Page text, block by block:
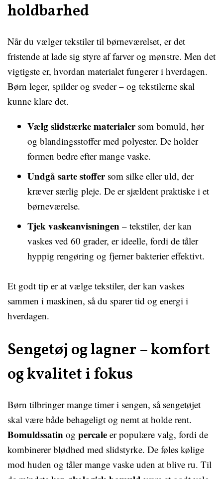
holdbarhed
Når du vælger tekstiler til børneværelset, er det
fristende at lade sig styre af farver og mønstre. Men det
vigtigste er, hvordan materialet fungerer i hverdagen.
Børn leger, spilder og sveder – og tekstilerne skal
kunne klare det.
Vælg slidstærke materialersom bomuld, hør
og blandingsstoffer med polyester. De holder
formen bedre efter mange vaske.
Undgå sarte stoffersom silke eller uld, der
kræver særlig pleje. De er sjældent praktiske i et
børneværelse.
Tjek vaskeanvisningen – tekstiler, der kan
vaskes ved 60 grader, er ideelle, fordi de tåler
hyppig rengøring og fjerner bakterier effektivt.
Et godt tip er at vælge tekstiler, der kan vaskes
sammen i maskinen, så du sparer tid og energi i
hverdagen.
Sengetøj og lagner – komfort
og kvalitet i fokus
Børn tilbringer mange timer i sengen, så sengetøjet
skal være både behageligt og nemt at holde rent.
Bomuldssatin og percale er populære valg, fordi de
kombinerer blødhed med slidstyrke. De føles kølige
mod huden og tåler mange vaske uden at blive ru. Til